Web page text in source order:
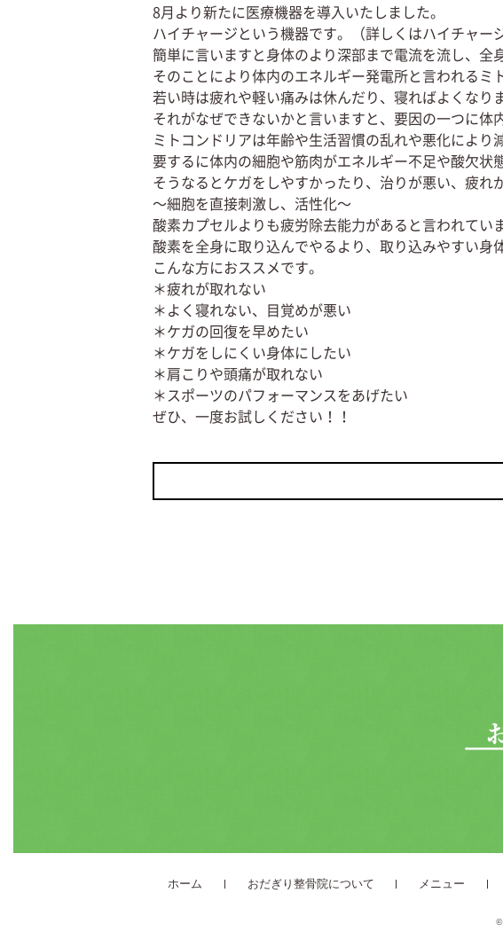
8月より新たに医療機器を導入いたしました。
ハイチャージという機器です。（詳しくはハイチャー
簡単に言いますと身体のより深部まで電流を流し、全
そのことにより体内のエネルギー発電所と言われるミ
若い時は疲れや軽い痛みは休んだり、寝ればよくなり
それがなぜできないかと言いますと、要因の一つに
ミトコンドリアは年齢や生活習慣の乱れや悪化により
要するに体内の細胞や筋肉がエネルギー不足や酸欠状
そうなるとケガをしやすかったり、治りが悪い、疲
～細胞を直接刺激し、活性化～
酸素カプセルよりも疲労除去能力があると言われてい
酸素を全身に取り込んでやるより、取り込みやすい身
こんな方におススメです。
＊疲れが取れない
＊よく寝れない、目覚めが悪い
＊ケガの回復を早めたい
＊ケガをしにくい身体にしたい
＊肩こりや頭痛が取れない
＊スポーツのパフォーマンスをあげたい
ぜひ、一度お試しください！！
ホーム おだぎり整骨院について メニュー
©